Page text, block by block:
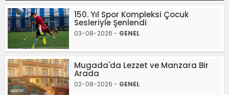
150. Yıl Spor Kompleksi Çocuk
Sesleriyle Şenlendi
03-08-2026 - GENEL
Mugada'da Lezzet ve Manzara Bir
Arada
02-08-2026 - GENEL